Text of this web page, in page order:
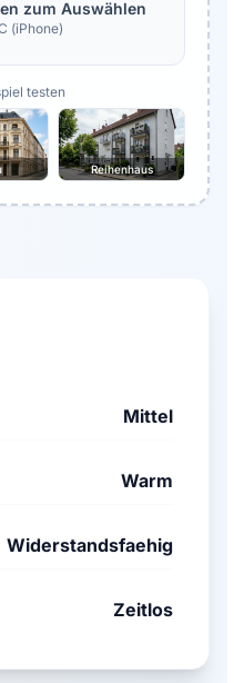
zum Auswählen
(iPhone)
testen
Reihenhaus
Mittel
Warm
Widerstandsfaehig
Zeitlos